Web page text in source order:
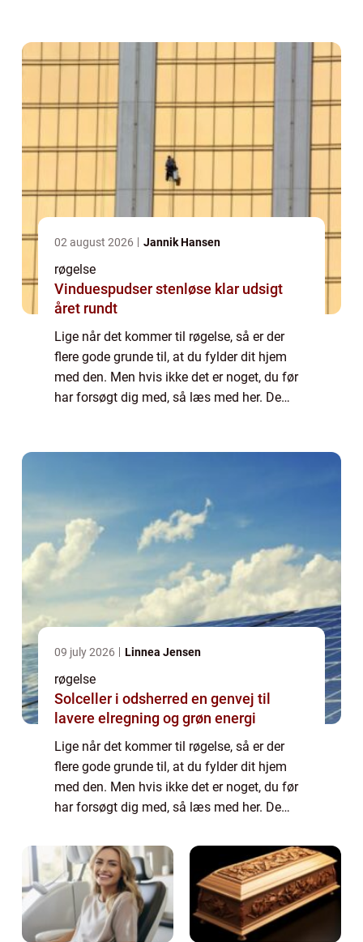
02 august 2026 Jannik Hansen
røgelse
Vinduespudser stenløse klar udsigt
året rundt
Lige når det kommer til røgelse, så er der
flere gode grunde til, at du fylder dit hjem
med den. Men hvis ikke det er noget, du før
har forsøgt dig med, så læs med her. De
09 july 2026 Linnea Jensen
røgelse
Solceller i odsherred en genvej til
lavere elregning og grøn energi
Lige når det kommer til røgelse, så er der
flere gode grunde til, at du fylder dit hjem
med den. Men hvis ikke det er noget, du før
har forsøgt dig med, så læs med her. De
hjemmet en fantastisk duft Når d...